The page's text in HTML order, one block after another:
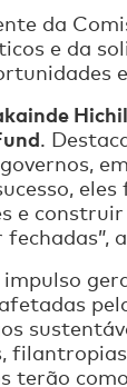
da
e da
.
e
terão